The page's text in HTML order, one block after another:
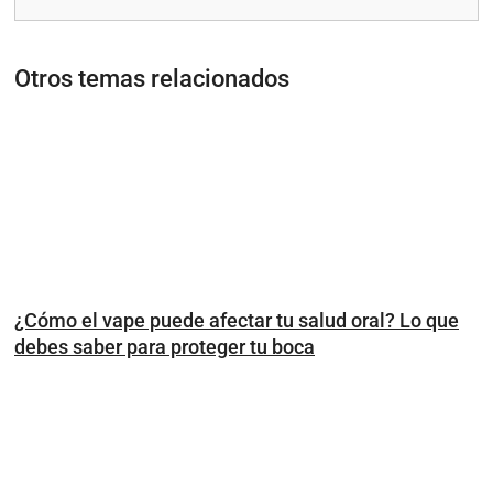
Otros temas relacionados
¿Cómo el vape puede afectar tu salud oral? Lo que
debes saber para proteger tu boca